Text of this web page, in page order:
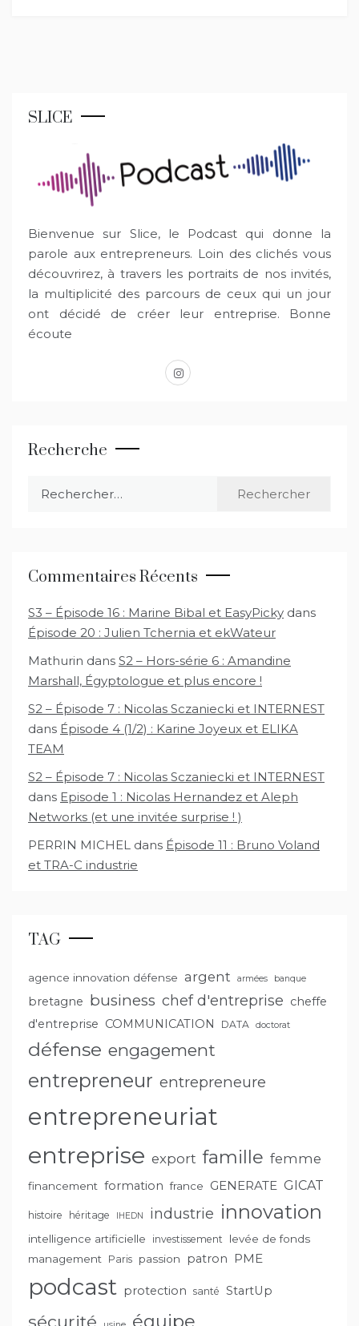
SLICE
Bienvenue sur Slice, le Podcast qui donne la
parole aux entrepreneurs. Loin des clichés vous
découvrirez, à travers les portraits de nos invités,
la multiplicité des parcours de ceux qui un jour
ont décidé de créer leur entreprise. Bonne
écoute
instagram
Recherche
Commentaires Récents
S3 – Épisode 16 : Marine Bibal et EasyPicky dans
Épisode 20 : Julien Tchernia et ekWateur
Mathurin dans S2 – Hors-série 6 : Amandine
Marshall, Égyptologue et plus encore !
S2 – Épisode 7 : Nicolas Sczaniecki et INTERNEST
dans Épisode 4 (1/2) : Karine Joyeux et ELIKA
TEAM
S2 – Épisode 7 : Nicolas Sczaniecki et INTERNEST
dans Episode 1 : Nicolas Hernandez et Aleph
Networks (et une invitée surprise ! )
PERRIN MICHEL dans Épisode 11 : Bruno Voland
et TRA-C industrie
TAG
agence innovation défense argent armées banque
bretagne business chef d'entreprise cheffe
d'entreprise COMMUNICATION DATA doctorat
défense engagement
entrepreneur entrepreneure
entrepreneuriat
entreprise export famille femme
financement formation france GENERATE GICAT
histoire héritage IHEDN industrie innovation
intelligence artificielle investissement
levée de fonds
management
Paris passion patron PME
podcast protection santé StartUp
sécurité équipe